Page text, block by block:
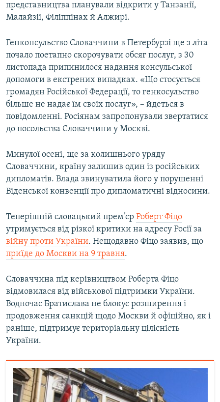
представництва планували відкрити у Танзанії,
Малайзії, Філіппінах й Алжирі.
Генконсульство Словаччини в Петербурзі ще з літа
почало поетапно скорочувати обсяг послуг, з 30
листопада припинилося надання консульської
допомоги в екстрених випадках. «Що стосується
громадян Російської Федерації, то генкосульство
більше не надає їм своїх послуг», – йдеться в
повідомленні. Росіянам запропонували звертатися
до посольства Словаччини у Москві.
Минулої осені, ще за колишнього уряду
Словаччини, країну залишив один із російських
дипломатів. Влада звинуватила його у порушенні
Віденської конвенції про дипломатичні відносини.
Теперішній словацький прем’єр Роберт Фіцо
утримується від різкої критики на адресу Росії за
війну проти України. Нещодавно Фіцо заявив, що
приїде до Москви на 9 травня.
Словаччина під керівництвом Роберта Фіцо
відмовилася від військової підтримки України.
Водночас Братислава не блокує розширення і
продовження санкцій щодо Москви й офіційно, як і
раніше, підтримує територіальну цілісність
України.